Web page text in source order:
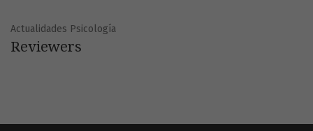
Actualidades Psicología
Reviewers